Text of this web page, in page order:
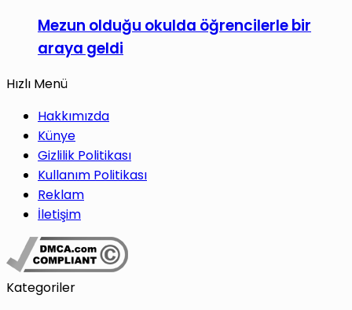
Mezun olduğu okulda öğrencilerle bir
araya geldi
Hızlı Menü
Hakkımızda
Künye
Gizlilik Politikası
Kullanım Politikası
Reklam
İletişim
Kategoriler